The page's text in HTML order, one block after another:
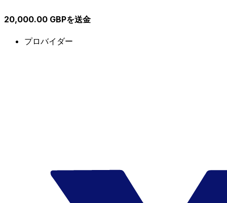
20,000.00 GBPを送金
プロバイダー